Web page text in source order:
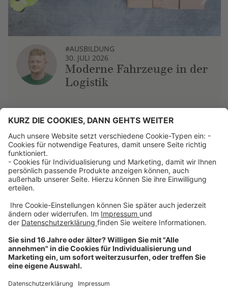
#AUSBILDUNG
30. JULI 2026
Moderne Fahrzeuge in der
Logistik
Über uns
Dehner Unternehmen
Jobs bei Dehner